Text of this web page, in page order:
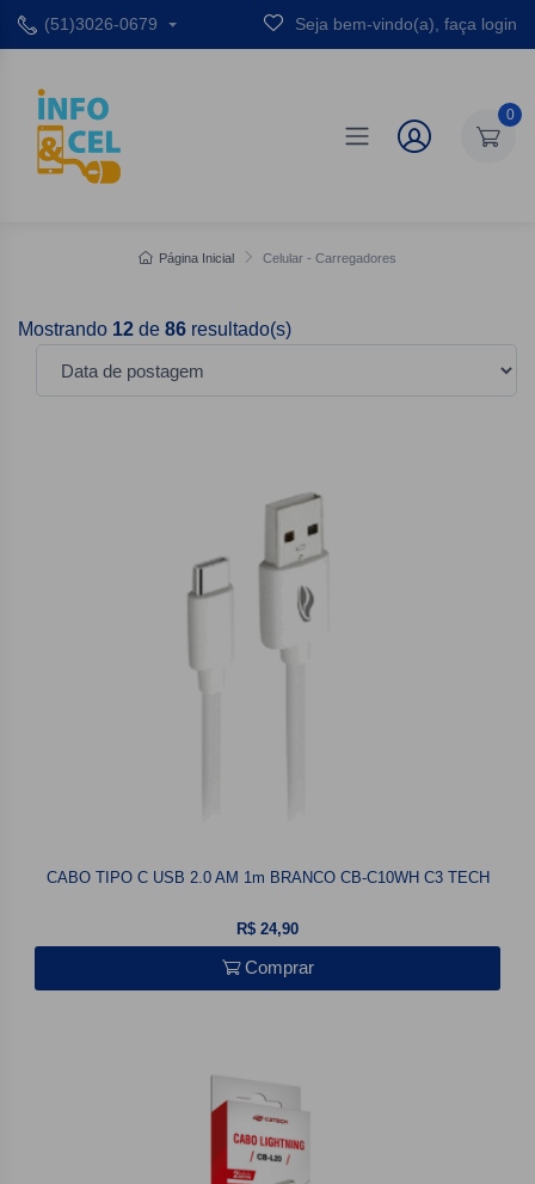
(51)3026-0679 Seja bem-vindo(a), faça login
0
Página Inicial Celular - Carregadores
Mostrando 12 de 86 resultado(s)
CABO TIPO C USB 2.0 AM 1m BRANCO CB-C10WH C3 TECH
R$ 24,90
Comprar